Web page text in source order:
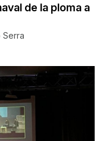
de la ploma a
Serra